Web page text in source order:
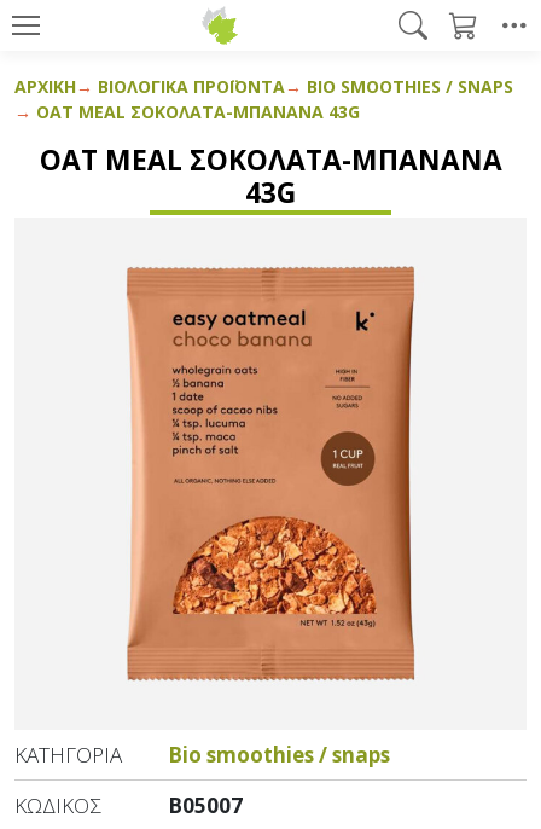
ΑΡΧΙΚΉ ΒΙΟΛΟΓΙΚΆ ΠΡΟΪΌΝΤΑ
BIO SMOOTHIES / SNAPS
OAT MEAL ΣΟΚΟΛΆΤΑ-ΜΠΑΝΆΝΑ 43G
OAT MEAL ΣΟΚΟΛΆΤΑ-ΜΠΑΝΆΝΑ
43G
ΚΑΤΗΓΟΡΊΑ
Bio smoothies / snaps
ΚΩΔΙΚΌΣ
B05007